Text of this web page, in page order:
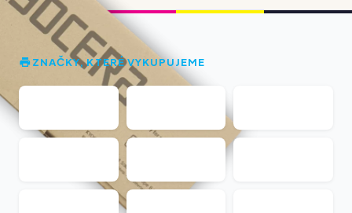
ZNAČKY, KTERÉ VYKUPUJEME